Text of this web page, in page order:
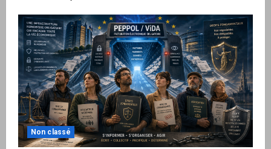
Non classé